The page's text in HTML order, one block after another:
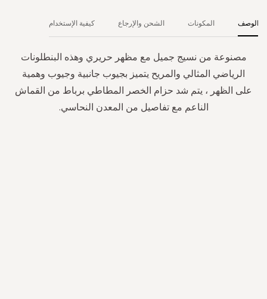
الوصف
مصنوعة من نسيج جميل مع مظهر حريري وهذه البنطلونات
الرياضي المثالي والمريح يتميز بجيوب جانبية وجيوب وهمية
على الظهر ، يتم شد حزام الخصر المطاطي برباط من القماش
الناعم مع تفاصيل من المعدن النحاسي.
المكونات الشحن والإرجاع كيفية الإستخدام